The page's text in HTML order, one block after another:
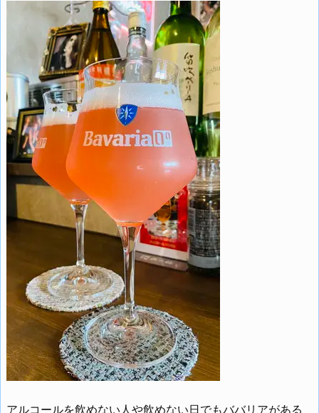
アルコールを飲めない人や飲めない日でもババリアがある